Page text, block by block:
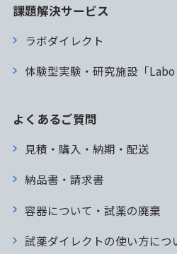
課題解決サービス
ラボダイレクト
体験型実験・研究施設「Labo
よくあるご質問
見積・購入・納期・配送
納品書・請求書
容器について・試薬の廃棄
試薬ダイレクトの使い方につ